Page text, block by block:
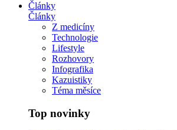
Články
Články
Z medicíny
Technologie
Lifestyle
Rozhovory
Infografika
Kazuistiky
Téma měsíce
Top novinky